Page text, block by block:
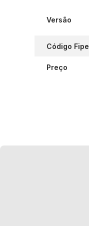
Versão
Código Fipe
Preço